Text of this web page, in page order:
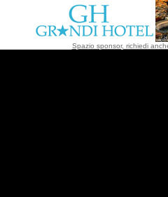
Spazio sponsor, richiedi